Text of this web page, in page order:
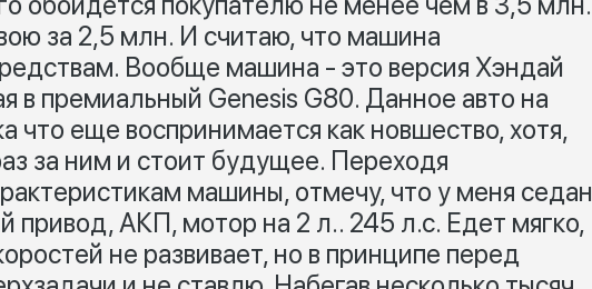
за 2,5 млн. И считаю, что машина
Вообще машина - это версия Хэндай
в премиальный Genesis G80. Данное авто на
что еще воспринимается как новшество, хотя,
за ним и стоит будущее. Переходя
машины, отмечу, что у меня седан
привод, АКП, мотор на 2 л.. 245 л.с. Едет мягко,
не развивает, но в принципе перед